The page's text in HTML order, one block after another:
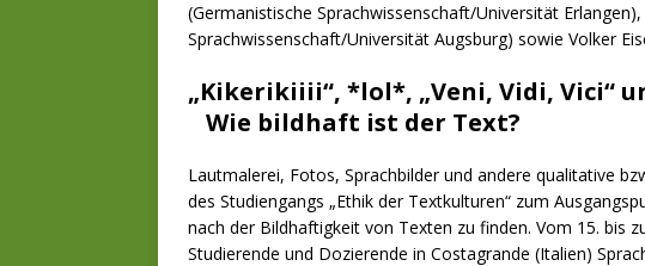
(Germanistische Sprachwissenschaft/Universität
Sprachwissenschaft/Universität Augsburg) sowie Volker
„Kikerikiiii“, *lol*, „Veni, Vidi, Vici“
Wie bildhaft ist der Text?
Lautmalerei, Fotos, Sprachbilder und andere qualitative
des Studiengangs „Ethik der Textkulturen“ zum
nach der Bildhaftigkeit von Texten zu finden. Vom 15. bis
Studierende und Dozierende in Costagrande (Italien)